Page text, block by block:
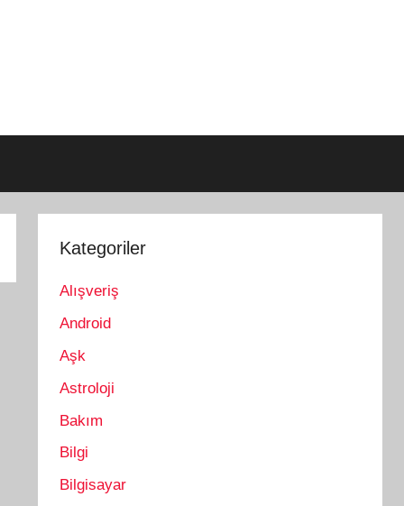
Kategoriler
Alışveriş
Android
Aşk
Astroloji
Bakım
Bilgi
Bilgisayar